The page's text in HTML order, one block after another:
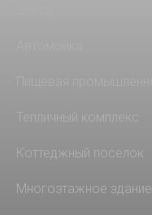
Тепличный комплекс
Коттеджный поселок
Многоэтажное здание